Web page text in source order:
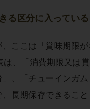
る区分に入っている
ここは「賞味期限
は、「消費期限又は
、「チューインガ
長期保存できるこ